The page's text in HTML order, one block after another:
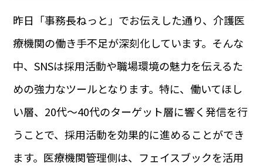
昨日「事務長ねっと」でお伝えした通り、介護医
療機関の働き手不足が深刻化しています。そんな
中、SNSは採用活動や職場環境の魅力を伝えるた
めの強力なツールとなります。特に、働いてほし
い層、20代～40代のターゲット層に響く発信を行
うことで、採用活動を効果的に進めることができ
ます。医療機関管理側は、フェイスブックを活用